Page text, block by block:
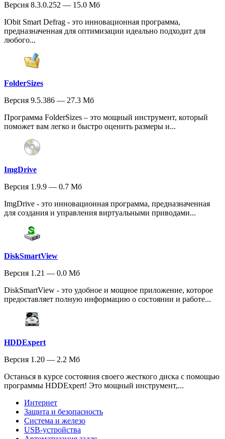
Версия 8.3.0.252 — 15.0 Мб
IObit Smart Defrag - это инновационная программа,
предназначенная для оптимизации идеально подходит для
любого...
FolderSizes
Версия 9.5.386 — 27.3 Мб
Программа FolderSizes – это мощный инструмент, который
поможет вам легко и быстро оценить размеры и...
ImgDrive
Версия 1.9.9 — 0.7 Мб
ImgDrive - это инновационная программа, предназначенная
для создания и управления виртуальными приводами...
DiskSmartView
Версия 1.21 — 0.0 Мб
DiskSmartView - это удобное и мощное приложение, которое
предоставляет полную информацию о состоянии и работе...
HDDExpert
Версия 1.20 — 2.2 Мб
Останься в курсе состояния своего жесткого диска с помощью
программы HDDExpert! Это мощный инструмент,...
Интернет
Защита и безопасность
Система и железо
USB-устройства